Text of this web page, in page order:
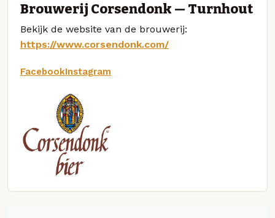
Brouwerij Corsendonk — Turnhout
Bekijk de website van de brouwerij:
https://www.corsendonk.com/
FacebookInstagram